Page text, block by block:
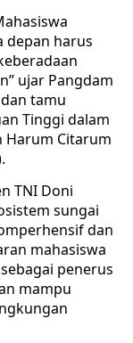
depan harus
ujar Pangdam
tamu
Tinggi dalam
Harum Citarum
TNI Doni
sungai
dan
mahasiswa
penerus
mampu